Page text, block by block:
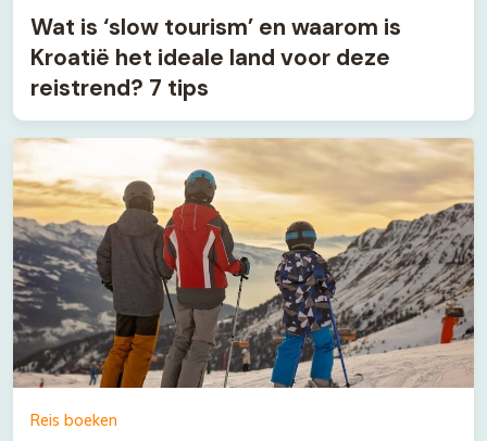
Wat is ‘slow tourism’ en waarom is
Kroatië het ideale land voor deze
reistrend? 7 tips
Reis boeken